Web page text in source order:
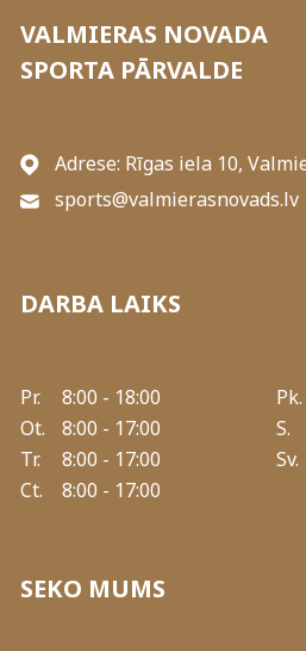
VALMIERAS NOVADA
SPORTA PĀRVALDE
Adrese: Rīgas iela 10,
sports@valmierasnovads.lv
DARBA LAIKS
Pr.
8:00 - 18:00
Ot.
8:00 - 17:00
Tr.
8:00 - 17:00
Ct.
8:00 - 17:00
Pk.
S.
Sv.
SEKO MUMS